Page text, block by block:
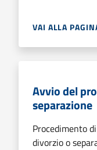
VAI ALLA
Avvio del
separazione
Procedimento
divorzio o